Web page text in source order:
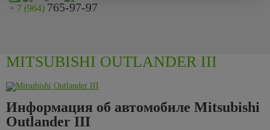
+ 7 (964) 765-97-97
MITSUBISHI OUTLANDER III
Информация об автомобиле Mitsubishi
Outlander III